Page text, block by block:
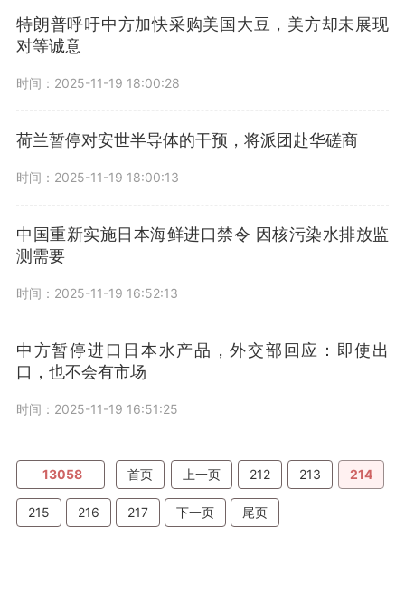
特朗普呼吁中方加快采购美国大豆，美方却未展现
对等诚意
时间：2025-11-19 18:00:28
荷兰暂停对安世半导体的干预，将派团赴华磋商
时间：2025-11-19 18:00:13
中国重新实施日本海鲜进口禁令 因核污染水排放监
测需要
时间：2025-11-19 16:52:13
中方暂停进口日本水产品，外交部回应：即使出
口，也不会有市场
时间：2025-11-19 16:51:25
13058 首页 上一页 212 213 214
215 216 217 下一页 尾页